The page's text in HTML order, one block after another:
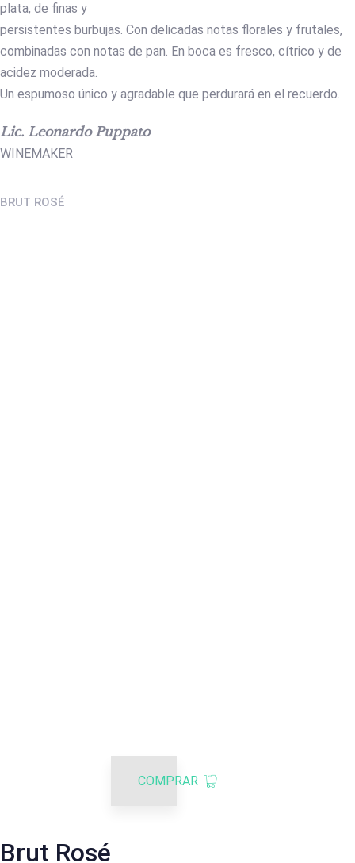
plata, de finas y
persistentes burbujas. Con delicadas notas florales y frutales,
combinadas con notas de pan. En boca es fresco, cítrico y de
acidez moderada.
Un espumoso único y agradable que perdurará en el recuerdo.
Lic. Leonardo Puppato
WINEMAKER
BRUT ROSÉ
COMPRAR
Brut Rosé